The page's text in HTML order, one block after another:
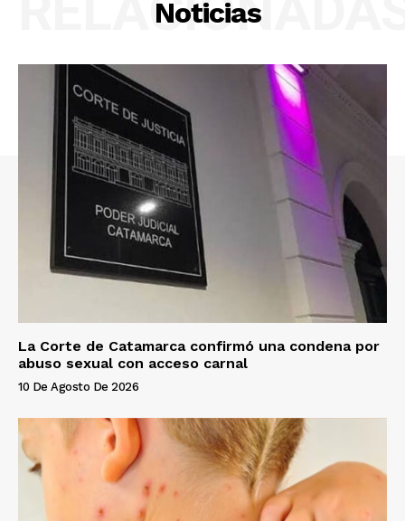
Noticias
La Corte de Catamarca confirmó una condena por
abuso sexual con acceso carnal
10 De Agosto De 2026